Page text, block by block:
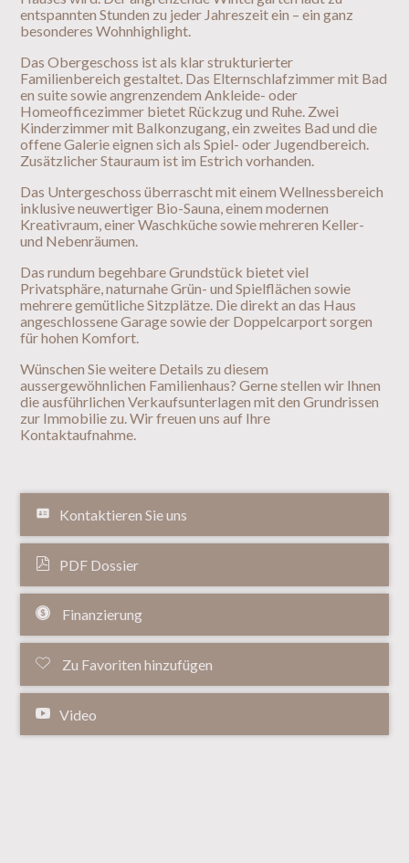
entspannten Stunden zu jeder Jahreszeit ein – ein ganz
besonderes Wohnhighlight.
Das Obergeschoss ist als klar strukturierter
Familienbereich gestaltet. Das Elternschlafzimmer mit Bad
en suite sowie angrenzendem Ankleide- oder
Homeofficezimmer bietet Rückzug und Ruhe. Zwei
Kinderzimmer mit Balkonzugang, ein zweites Bad und die
offene Galerie eignen sich als Spiel- oder Jugendbereich.
Zusätzlicher Stauraum ist im Estrich vorhanden.
Das Untergeschoss überrascht mit einem Wellnessbereich
inklusive neuwertiger Bio-Sauna, einem modernen
Kreativraum, einer Waschküche sowie mehreren Keller-
und Nebenräumen.
Das rundum begehbare Grundstück bietet viel
Privatsphäre, naturnahe Grün- und Spielflächen sowie
mehrere gemütliche Sitzplätze. Die direkt an das Haus
angeschlossene Garage sowie der Doppelcarport sorgen
für hohen Komfort.
Wünschen Sie weitere Details zu diesem
aussergewöhnlichen Familienhaus? Gerne stellen wir Ihnen
die ausführlichen Verkaufsunterlagen mit den Grundrissen
zur Immobilie zu. Wir freuen uns auf Ihre
Kontaktaufnahme.
Kontaktieren Sie uns
PDF Dossier
Finanzierung
Zu Favoriten hinzufügen
Video